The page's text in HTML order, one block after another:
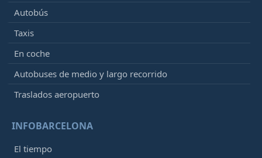
Autobús
Taxis
En coche
Autobuses de medio y largo recorrido
Traslados aeropuerto
INFOBARCELONA
El tiempo